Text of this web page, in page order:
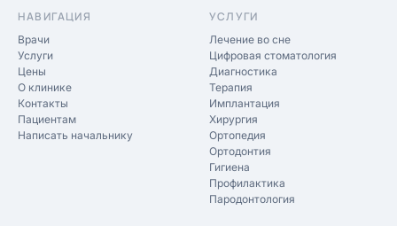
НАВИГАЦИЯ
Врачи
Услуги
Цены
О клинике
Контакты
Пациентам
Написать начальнику
УСЛУГИ
Лечение во сне
Цифровая стоматология
Диагностика
Терапия
Имплантация
Хирургия
Ортопедия
Ортодонтия
Гигиена
Профилактика
Пародонтология